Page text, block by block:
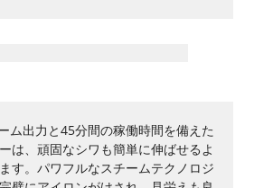
ム出力と45分間の稼働時間を備えた
は、頑固なシワも簡単に伸ばせるよ
す。パワフルなスチームテクノロジ